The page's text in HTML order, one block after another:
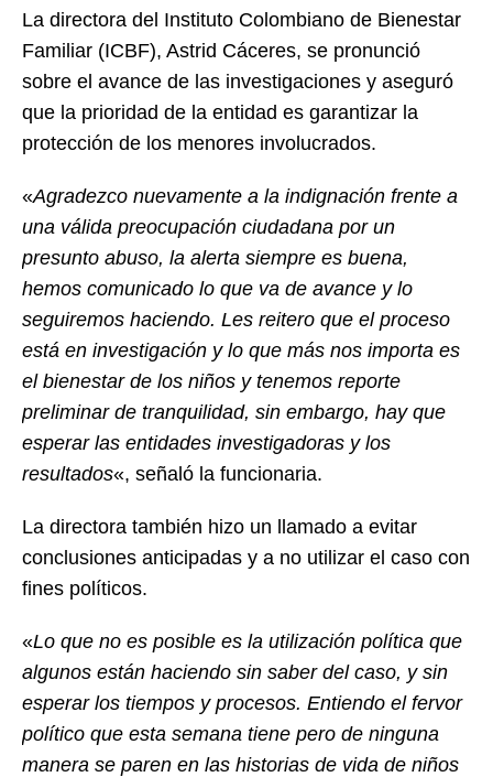
La directora del Instituto Colombiano de Bienestar
Familiar (ICBF), Astrid Cáceres, se pronunció
sobre el avance de las investigaciones y aseguró
que la prioridad de la entidad es garantizar la
protección de los menores involucrados.
«Agradezco nuevamente a la indignación frente a
una válida preocupación ciudadana por un
presunto abuso, la alerta siempre es buena,
hemos comunicado lo que va de avance y lo
seguiremos haciendo. Les reitero que el proceso
está en investigación y lo que más nos importa es
el bienestar de los niños y tenemos reporte
preliminar de tranquilidad, sin embargo, hay que
esperar las entidades investigadoras y los
resultados«, señaló la funcionaria.
La directora también hizo un llamado a evitar
conclusiones anticipadas y a no utilizar el caso con
fines políticos.
«Lo que no es posible es la utilización política que
algunos están haciendo sin saber del caso, y sin
esperar los tiempos y procesos. Entiendo el fervor
político que esta semana tiene pero de ninguna
manera se paren en las historias de vida de niños